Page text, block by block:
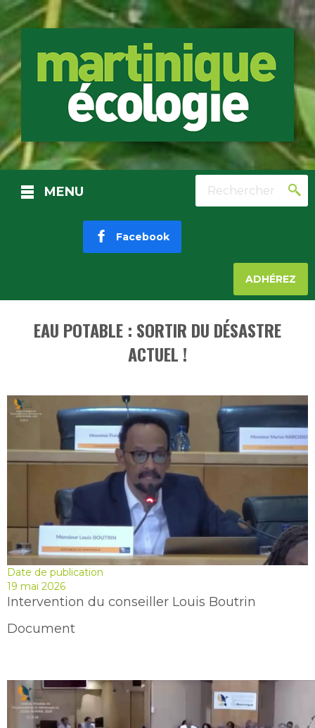
MENU Rechercher
Facebook
ADHÉREZ
EAU POTABLE : SORTIR DU DÉSASTRE
ACTUEL !
Date de publication
19 mai 2026
Intervention du conseiller Louis Boutrin
Document